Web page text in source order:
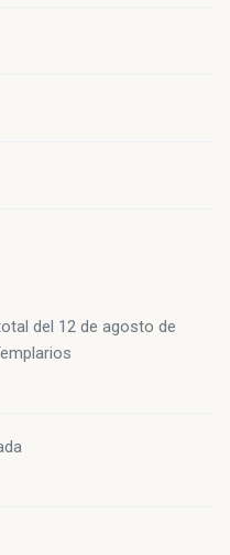
del 12 de agosto de